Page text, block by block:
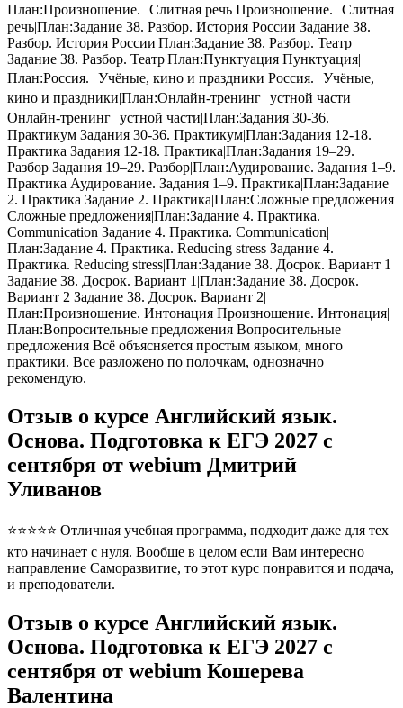
План:Произношение. Слитная речь Произношение. Слитная
речь|План:Задание 38. Разбор. История России Задание 38.
Разбор. История России|План:Задание 38. Разбор. Театр
Задание 38. Разбор. Театр|План:Пунктуация Пунктуация|
План:Россия. Учёные, кино и праздники Россия. Учёные,
кино и праздники|План:Онлайн-тренинг устной части
Онлайн-тренинг устной части|План:Задания 30-36.
Практикум Задания 30-36. Практикум|План:Задания 12-18.
Практика Задания 12-18. Практика|План:Задания 19–29.
Разбор Задания 19–29. Разбор|План:Аудирование. Задания 1–9.
Практика Аудирование. Задания 1–9. Практика|План:Задание
2. Практика Задание 2. Практика|План:Сложные предложения
Сложные предложения|План:Задание 4. Практика.
Communication Задание 4. Практика. Communication|
План:Задание 4. Практика. Reducing stress Задание 4.
Практика. Reducing stress|План:Задание 38. Досрок. Вариант 1
Задание 38. Досрок. Вариант 1|План:Задание 38. Досрок.
Вариант 2 Задание 38. Досрок. Вариант 2|
План:Произношение. Интонация Произношение. Интонация|
План:Вопросительные предложения Вопросительные
предложения Всё объясняется простым языком, много
практики. Все разложено по полочкам, однозначно
рекомендую.
Отзыв о курсе Английский язык.
Основа. Подготовка к ЕГЭ 2027 с
сентября от webium Дмитрий
Уливанов
⭐⭐⭐⭐⭐ Отличная учебная программа, подходит даже для тех
кто начинает с нуля. Вообше в целом если Вам интересно
направление Саморазвитие, то этот курс понравится и подача,
и преподователи.
Отзыв о курсе Английский язык.
Основа. Подготовка к ЕГЭ 2027 с
сентября от webium Кошерева
Валентина